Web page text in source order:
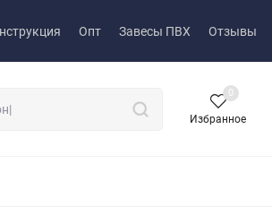
Опт Завесы ПВХ Отзывы
Избранное
0